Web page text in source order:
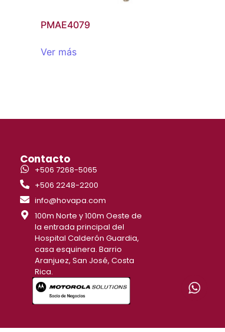
PMAE4079
Ver más
Contacto
+506 7268-5065
+506 2248-2200
info@hovapa.com
100m Norte y 100m Oeste de
la entrada principal del
Hospital Calderón Guardia,
casa esquinera. Barrio
Aranjuez, San José, Costa
Rica.